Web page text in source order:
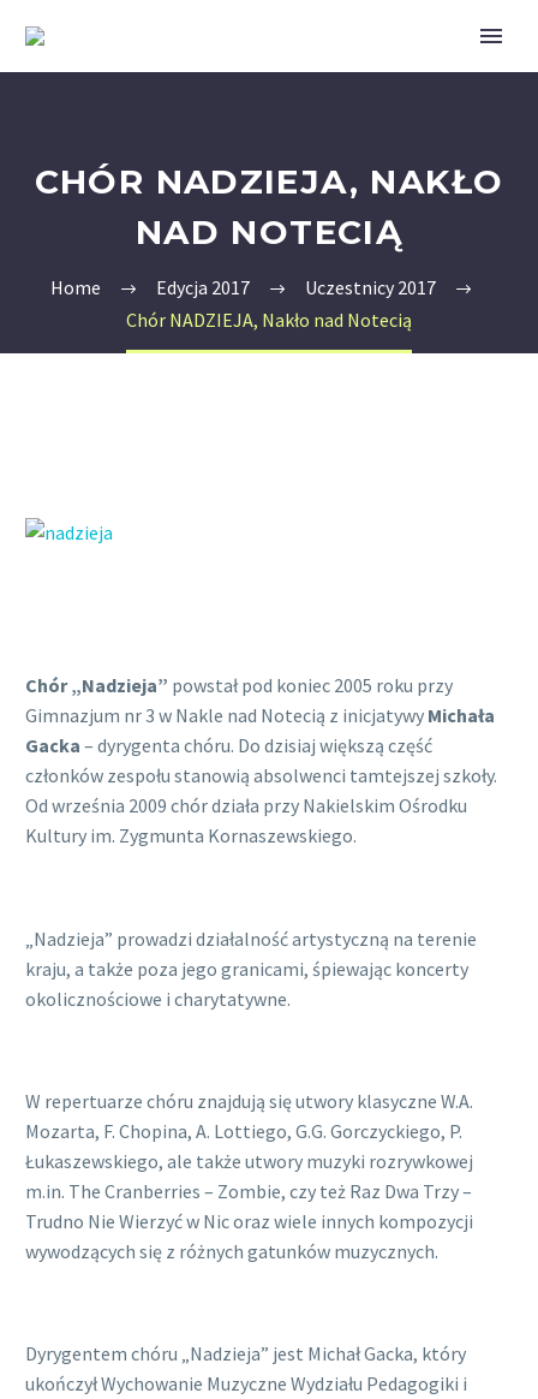
CHÓR NADZIEJA, NAKŁO
NAD NOTECIĄ
Home Edycja 2017
Uczestnicy 2017
Chór NADZIEJA, Nakło nad Notecią
Chór „Nadzieja” powstał pod koniec 2005 roku przy
Gimnazjum nr 3 w Nakle nad Notecią z inicjatywy Michała
Gacka – dyrygenta chóru. Do dzisiaj większą część
członków zespołu stanowią absolwenci tamtejszej szkoły.
Od września 2009 chór działa przy Nakielskim Ośrodku
Kultury im. Zygmunta Kornaszewskiego.
„Nadzieja” prowadzi działalność artystyczną na terenie
kraju, a także poza jego granicami, śpiewając koncerty
okolicznościowe i charytatywne.
W repertuarze chóru znajdują się utwory klasyczne W.A.
Mozarta, F. Chopina, A. Lottiego, G.G. Gorczyckiego, P.
Łukaszewskiego, ale także utwory muzyki rozrywkowej
m.in. The Cranberries – Zombie, czy też Raz Dwa Trzy –
Trudno Nie Wierzyć w Nic oraz wiele innych kompozycji
wywodzących się z różnych gatunków muzycznych.
Dyrygentem chóru „Nadzieja” jest Michał Gacka, który
ukończył Wychowanie Muzyczne Wydziału Pedagogiki i